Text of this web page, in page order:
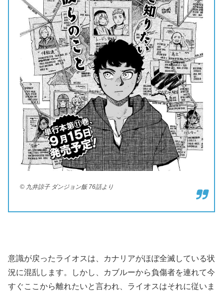
© 九井諒子 ダンジョン飯 76話より
意識が戻ったライオスは、カナリアがほぼ全滅している状
況に混乱します。しかし、カブルーから負傷者を連れて今
すぐここから離れたいと言われ、ライオスはそれに従いま